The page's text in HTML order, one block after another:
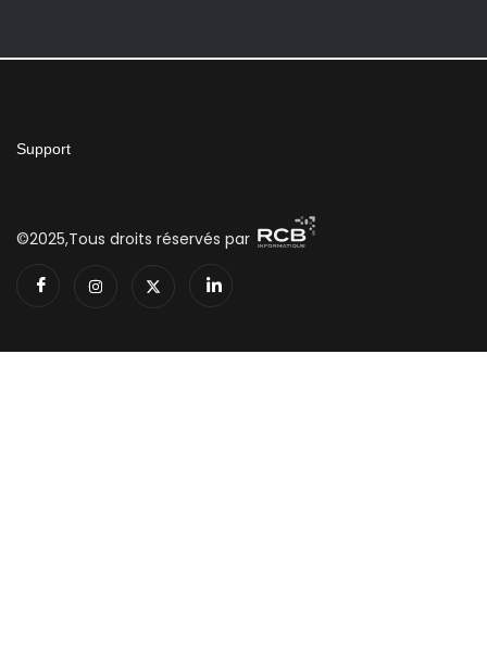
Support
©2025,Tous droits réservés par